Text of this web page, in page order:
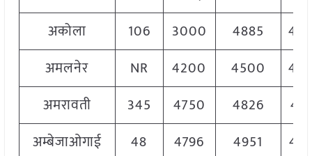
अकोला
106 3000 4885
अमलनेर
NR 4200 4500
अमरावती
345 4750 4826
अम्बेजाओगाई
48 4796 4951